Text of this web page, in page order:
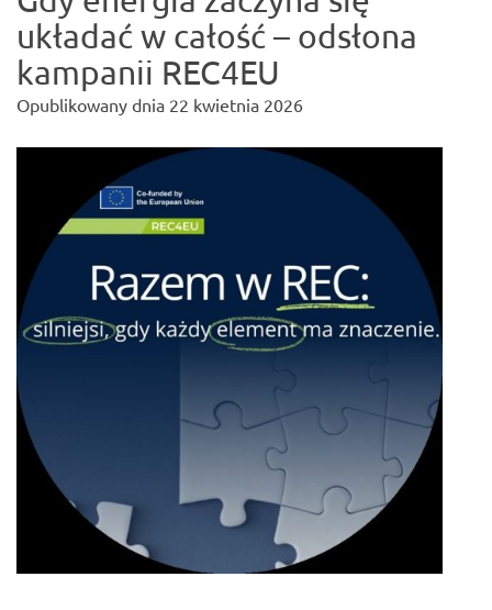
układać w całość – odsłona
kampanii REC4EU
Opublikowany dnia 22 kwietnia 2026